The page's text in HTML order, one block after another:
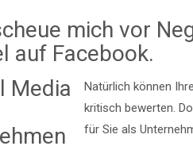
mich vor
auf Facebook.
Natürlich können
kritisch bewerten.
für Sie als